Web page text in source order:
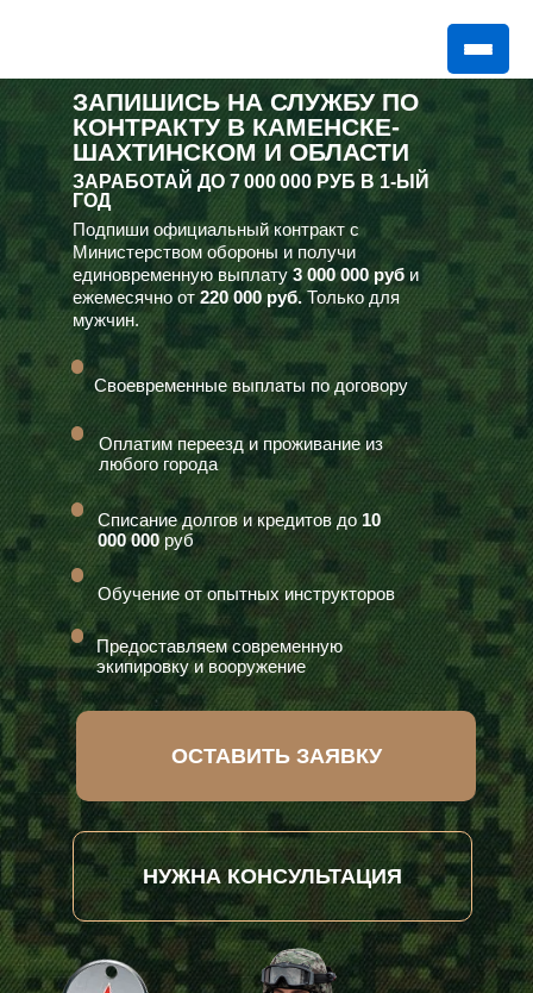
ЗАПИШИСЬ НА СЛУЖБУ ПО
КОНТРАКТУ В КАМЕНСКЕ-
ШАХТИНСКОМ И ОБЛАСТИ
ЗАРАБОТАЙ ДО 7 000 000 РУБ В 1-ЫЙ
ГОД
Подпиши официальный контракт с
Министерством обороны и получи
единовременную выплату3 000 000 руб и
ежемесячно от 220 000 руб.Только для
мужчин.
ОСТАВИТЬ ЗАЯВКУ
НУЖНА КОНСУЛЬТАЦИЯ
Оплатим переезд и проживание из
любого города
Предоставляем современную
экипировку и вооружение
Списание долгов и кредитов до10
000 000руб
Обучение от опытных инструкторов
Своевременные выплаты по договору